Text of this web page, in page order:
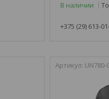
В наличии
+375 (29) 613-
UN780-